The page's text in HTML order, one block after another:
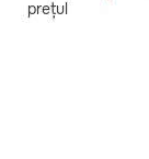
prețul